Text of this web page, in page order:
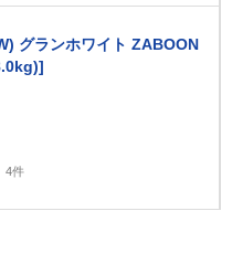
グランホワイト ZABOON
4件